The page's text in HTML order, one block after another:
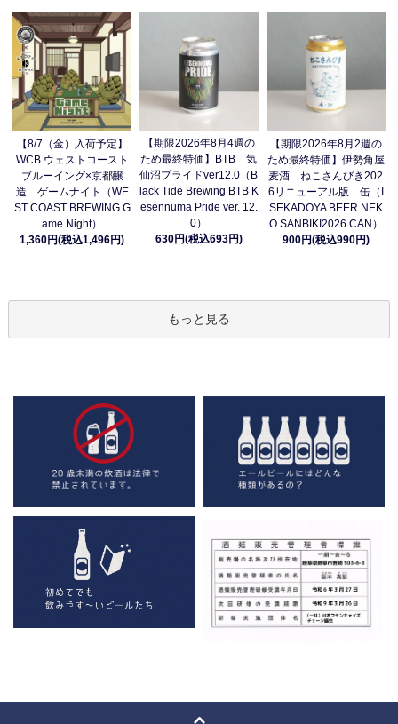
【8/7（金）入荷予定】
WCB ウェストコースト
ブルーイング×京都醸
造 ゲームナイト（WE
ST COAST BREWING G
ame Night）
1,360円(税込1,496円)
【期限2026年8月4週の
ため最終特価】BTB 気
仙沼プライドver12.0（B
lack Tide Brewing BTB K
esennuma Pride ver. 12.
0）
630円(税込693円)
【期限2026年8月2週の
ため最終特価】伊勢角屋
麦酒 ねこさんびき202
6リニューアル版 缶（I
SEKADOYA BEER NEK
O SANBIKI2026 CAN）
900円(税込990円)
もっと見る